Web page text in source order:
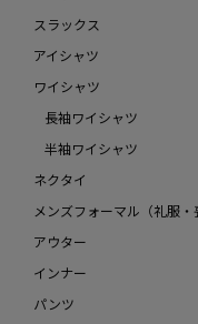
スラックス
アイシャツ
ワイシャツ
長袖ワイシャツ
半袖ワイシャツ
ネクタイ
メンズフォーマル（礼服・
アウター
インナー
パンツ